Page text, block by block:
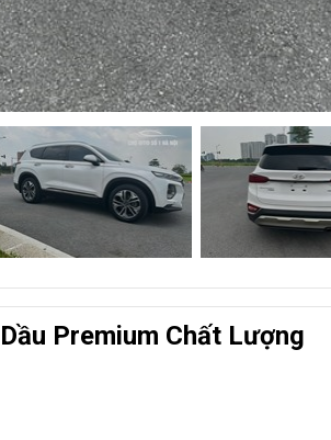
Premium Chất Lượng